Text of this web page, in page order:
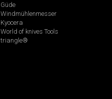
Güde
Windmühlenmesser
Kyocera
World of knives Tools
triangle®